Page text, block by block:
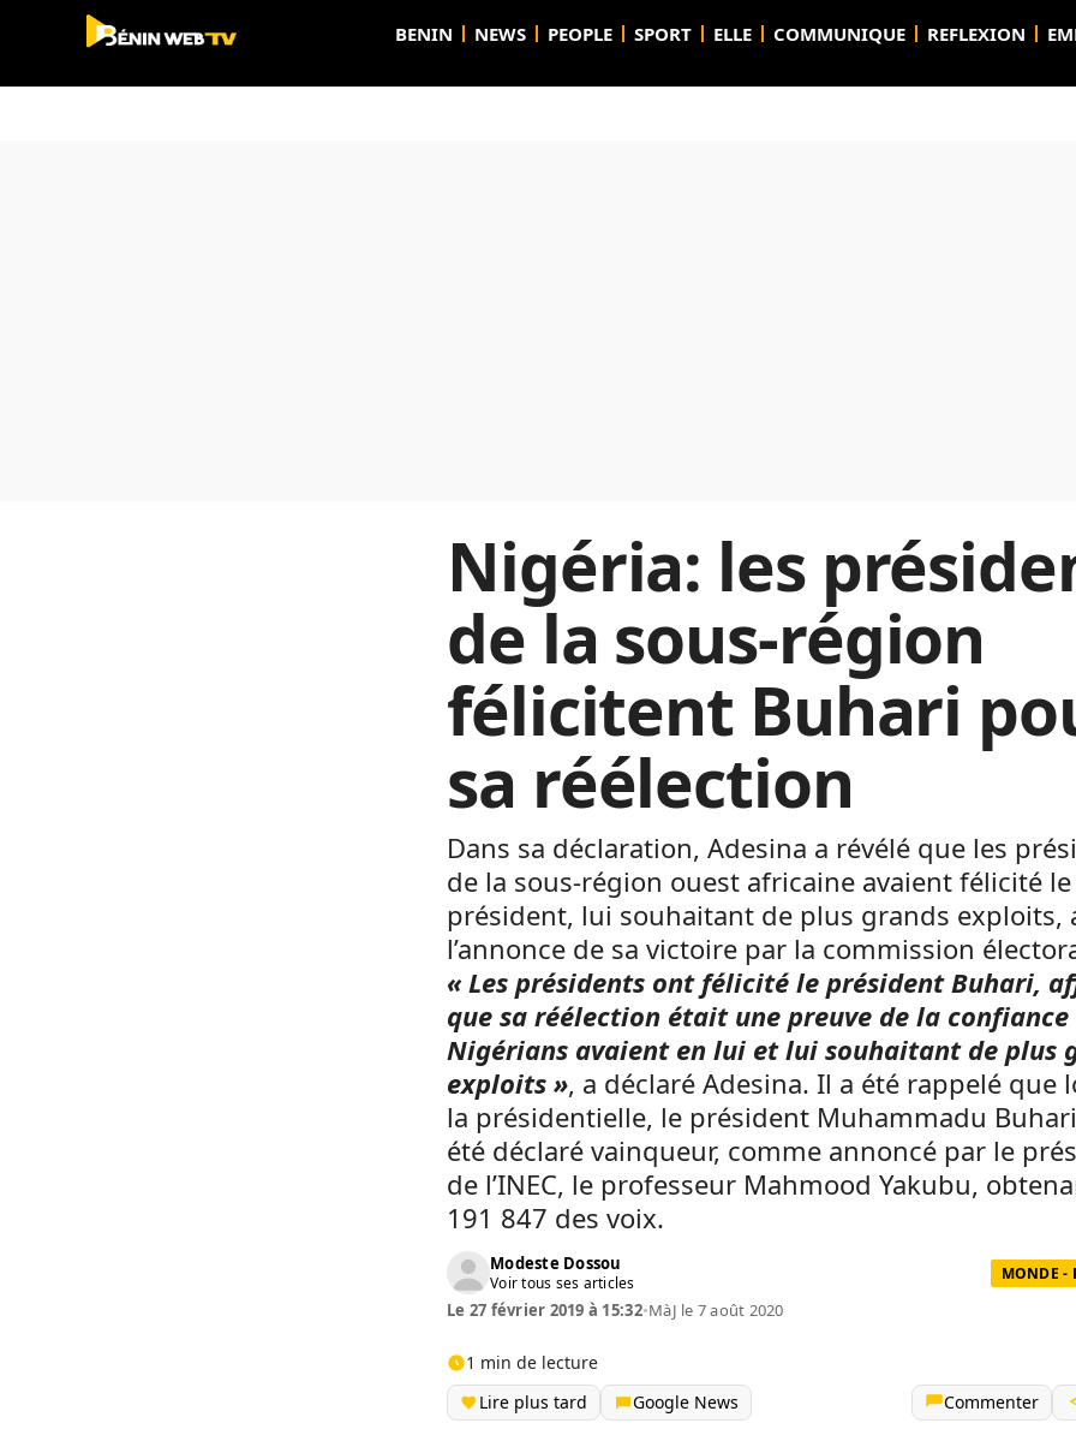
BENIN NEWS PEOPLE SPORT ELLE COMMUNIQUE REFLEXION
Nigéria: les
de la sous-région
félicitent Buhari
sa réélection
Dans sa déclaration, Adesina a révélé que les
de la sous-région ouest africaine avaient félicité le
président, lui souhaitant de plus grands exploits,
l’annonce de sa victoire par la commission
« Les présidents ont félicité le président Buhari,
que sa réélection était une preuve de la confiance
Nigérians avaient en lui et lui souhaitant de plus
exploits », a déclaré Adesina. Il a été rappelé que
la présidentielle, le président Muhammadu
été déclaré vainqueur, comme annoncé par le
de l’INEC, le professeur Mahmood Yakubu,
191 847 des voix.
Modeste Dossou
Voir tous ses articles MONDE -
Le 27 février 2019 à 15:32•MàJ le 7 août 2020
1 min de lecture
Lire plus tard
Google News Commenter